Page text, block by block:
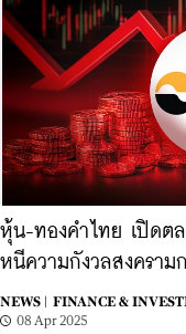
หุ้น-ทองคำไทย เปิดตล
หนีความกังวลสงคราม
NEWS |
FINANCE &
08 Apr 2025